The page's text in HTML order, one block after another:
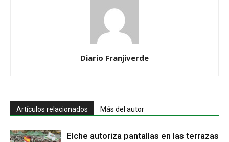
Diario Franjiverde
Artículos relacionados Más del autor
Elche autoriza pantallas en las terrazas